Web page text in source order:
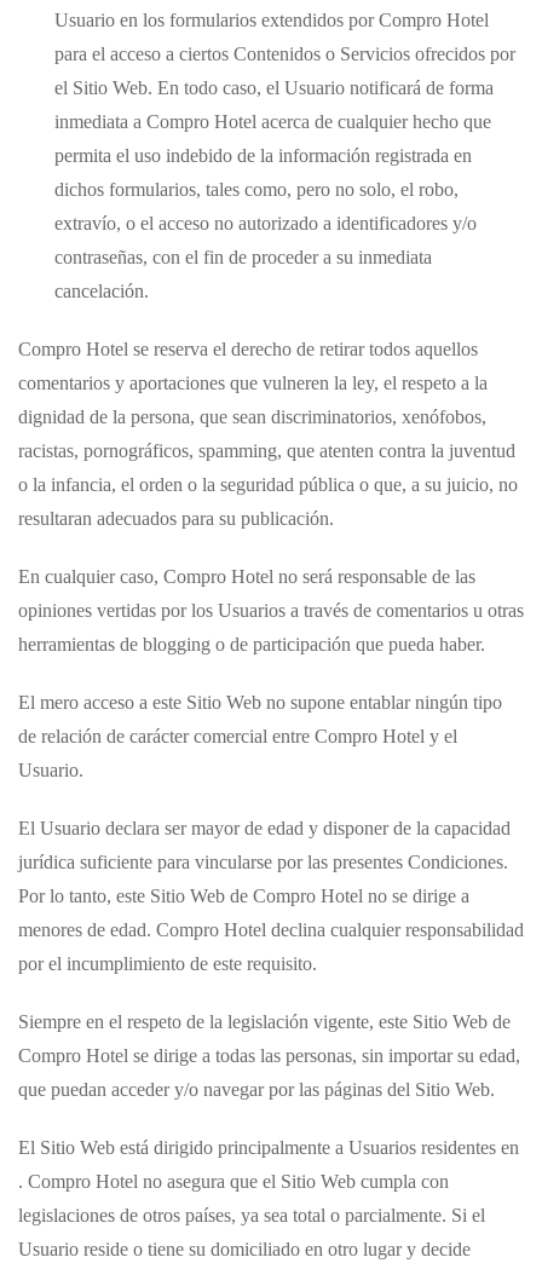
Usuario en los formularios extendidos porCompro Hotel
para el acceso a ciertos Contenidos o Servicios ofrecidos por
el Sitio Web. En todo caso, el Usuario notificará de forma
inmediata a Compro Hotel acerca de cualquier hecho que
permita el uso indebido de la información registrada en
dichos formularios, tales como, pero no solo, el robo,
extravío, o el acceso no autorizado a identificadores y/o
contraseñas, con el fin de proceder a su inmediata
cancelación.
Compro Hotel se reserva el derecho de retirar todos aquellos
comentarios y aportaciones que vulneren la ley, el respeto a la
dignidad de la persona, que sean discriminatorios, xenófobos,
racistas, pornográficos, spamming, que atenten contra la juventud
o la infancia, el orden o la seguridad pública o que, a su juicio, no
resultaran adecuados para su publicación.
En cualquier caso, Compro Hotel no será responsable de las
opiniones vertidas por los Usuarios a través de comentarios u otras
herramientas de blogging o de participación que pueda haber.
El mero acceso a este Sitio Web no supone entablar ningún tipo
de relación de carácter comercial entre Compro Hotel y el
Usuario.
El Usuario declara ser mayor de edad y disponer de la capacidad
jurídica suficiente para vincularse por las presentes Condiciones.
Por lo tanto, este Sitio Web de Compro Hotel no se dirige a
menores de edad. Compro Hotel declina cualquier responsabilidad
por el incumplimiento de este requisito.
Siempre en el respeto de la legislación vigente, este Sitio Web de
Compro Hotel se dirige a todas las personas, sin importar su edad,
que puedan acceder y/o navegar por las páginas del Sitio Web.
El Sitio Web está dirigido principalmente a Usuarios residentes en
. Compro Hotel no asegura que el Sitio Web cumpla con
legislaciones de otros países, ya sea total o parcialmente. Si el
Usuario reside o tiene su domiciliado en otro lugar y decide